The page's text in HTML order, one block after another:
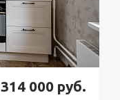
314 000 руб.